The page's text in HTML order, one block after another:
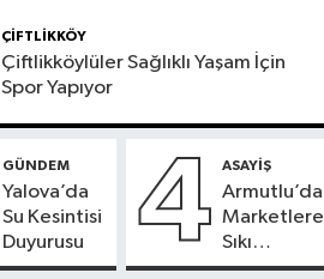
ÇİFTLİKKÖY
Çiftlikköylüler Sağlıklı Yaşam İçin
Spor Yapıyor
GÜNDEM
Yalova’da
Su Kesintisi
Duyurusu
4 ASAYİŞ
Armutlu’da
Marketlere
Sıkı
Denetim